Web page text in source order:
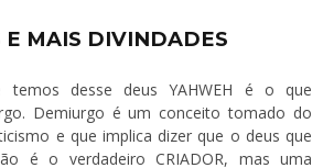
E MAIS DIVINDADES
temos desse deus YAHWEH é o que
Demiurgo é um conceito tomado do
e que implica dizer que o deus que
é o verdadeiro CRIADOR, mas uma